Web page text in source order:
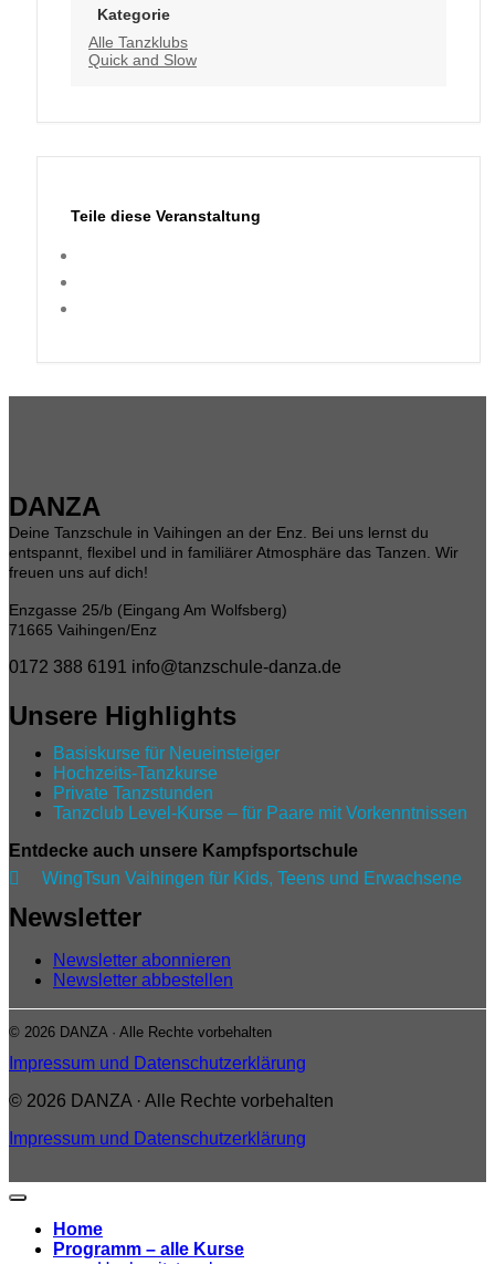
Kategorie
Alle Tanzklubs
Quick and Slow
Teile diese Veranstaltung
DANZA
Deine Tanzschule in Vaihingen an der Enz. Bei uns lernst du
entspannt, flexibel und in familiärer Atmosphäre das Tanzen. Wir
freuen uns auf dich!
Enzgasse 25/b (Eingang Am Wolfsberg)
71665 Vaihingen/Enz
0172 388 6191 info@tanzschule-danza.de
Unsere Highlights
Basiskurse für Neueinsteiger
Hochzeits-Tanzkurse
Private Tanzstunden
Tanzclub Level‑Kurse – für Paare mit Vorkenntnissen
Entdecke auch unsere Kampfsportschule

WingTsun Vaihingen für Kids, Teens und Erwachsene
Newsletter
Newsletter abonnieren
Newsletter abbestellen
© 2026 DANZA · Alle Rechte vorbehalten
Impressum und Datenschutzerklärung
© 2026 DANZA · Alle Rechte vorbehalten
Impressum und Datenschutzerklärung
Home
Programm – alle Kurse